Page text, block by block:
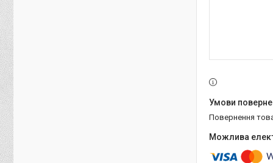
повернення